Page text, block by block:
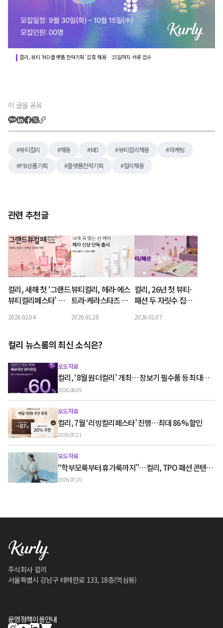
컬리, 뷰티 ‘MD·플랫폼 전략기획’ 집중 채용…15일까지 서류 접수
이 글을 공유
뷰티컬리 채용 MD 뷰티컬리채용
마케팅
PB상품기획
플랫폼전략기획 컬리채용
관련 추천글
컬리, 새해 첫 ‘그랜드
뷰티컬리페스타’ 개
2026.02.04
뷰티컬리, 헤라·에스
트라·케라스타즈 신
2026.01.28
컬리, 26년 첫 뷰티·
패션 두 자릿수 집중
2026.01.07
컬리 뉴스룸의 최신 소식은?
보도자료
컬리, ‘8월 원더컬리’ 개최… 장보기 필수품 등 최대
60% 할인
2026.08.05
보도자료
컬리, 7월 ‘리빙컬리페스타’ 진행…최대 86% 할인
2026.07.21
보도자료
“학부모룩부터 휴가룩까지”…컬리, TPO 패션 콘텐츠
‘스타일노트’ 흥행
2026.07.20
주식회사 컬리
서울특별시 강남구 테헤란로 133, 18층(역삼동)
운영정책이용안내